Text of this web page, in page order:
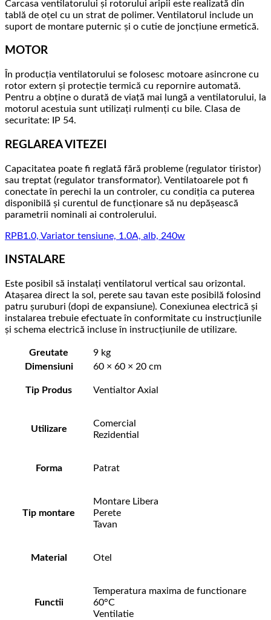
Carcasa ventilatorului și rotorului aripii este realizată din
tablă de oțel cu un strat de polimer. Ventilatorul include un
suport de montare puternic și o cutie de joncțiune ermetică.
MOTOR
În producția ventilatorului se folosesc motoare asincrone cu
rotor extern și protecție termică cu repornire automată.
Pentru a obține o durată de viață mai lungă a ventilatorului, la
motorul acestuia sunt utilizați rulmenți cu bile. Clasa de
securitate: IP 54.
REGLAREA VITEZEI
Capacitatea poate fi reglată fără probleme (regulator tiristor)
sau treptat (regulator transformator). Ventilatoarele pot fi
conectate în perechi la un controler, cu condiția ca puterea
disponibilă și curentul de funcționare să nu depășească
parametrii nominali ai controlerului.
RPB1.0, Variator tensiune, 1.0A, alb, 240w
INSTALARE
Este posibil să instalați ventilatorul vertical sau orizontal.
Atașarea direct la sol, perete sau tavan este posibilă folosind
patru șuruburi (dopi de expansiune). Conexiunea electrică și
instalarea trebuie efectuate în conformitate cu instrucțiunile
și schema electrică incluse în instrucțiunile de utilizare.
Greutate
9 kg
Dimensiuni
60 × 60 × 20 cm
Tip Produs Ventialtor Axial
Utilizare
Comercial
Rezidential
Forma Patrat
Tip montare
Montare Libera
Perete
Tavan
Material Otel
Functii
Temperatura maxima de functionare
60°C
Ventilatie